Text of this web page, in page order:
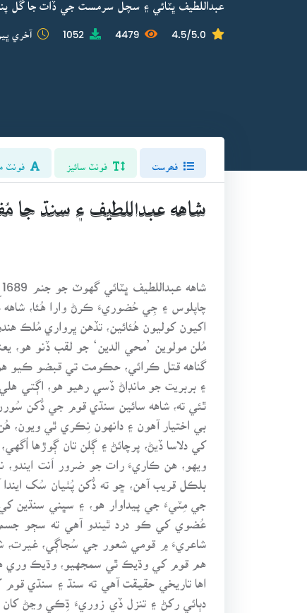
4.5/5.0
4479
1052 آخري
شاهه عبداللطيف ۽ سنڌ جا
چاپلوس ۽ جِي حُضوريءَ ڪرڻ وارا هُئا،
اکيون کوليون هُئائين، تڏهن ڀرواري مُلڪ
مُلن مولوين ’محي الدين‘ جو لقب ڏنو هو،
گناهه قتل ڪرائي، حڪومت تي قبضو ڪيو
۽ بربريت جو مانڊاڻ ڏسي رهيو هو، اڳتي
ٿئي ته، شاهه سائين سنڌي قوم جي ڏُکن
بي اختيار آهون ۽ دانهون نِڪري ٿي
کي دلاسا ڏيڻ، پرچائڻ ۽ ڳلن تان ڳوڙها
ويهو، هن ڪاريءَ رات جو ضرور اَنت ايندو،
بلڪل قريب آهن، ڇو ته ڏُکن پُٺيان سُک
جي مِٽيءَ جي پيداوار هو، ۽ سڀني
عُضوي کي ڪو درد ٿيندو آهي ته سڄو جسم
شاعريءَ ۾ قومي شعور جي سُجاڳي، غيرت،
هم قوم کي وڌيڪ ٿي سمجهيو، وڌيڪ وري
اها تاريخي حقيقت آهي ته سنڌ ۽ سنڌي قوم
دٻائي رکڻ ۽ تنزل ڏي زوريءَ ڌِڪي وڃڻ